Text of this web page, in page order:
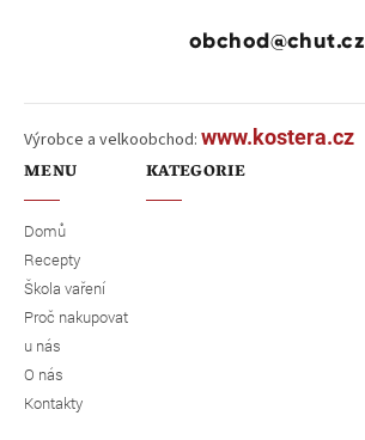
obchod@chut.cz
Výrobce a velkoobchod: www.kostera.cz
MENU
Domů
Recepty
Škola vaření
Proč nakupovat
u nás
O nás
Kontakty
KATEGORIE